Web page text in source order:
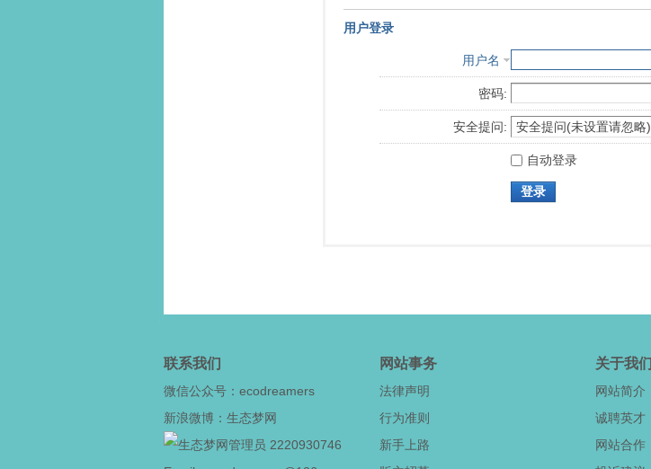
用户登录
用户名
密码:
安全提问:
自动登录
登录
联系我们
微信公众号：ecodreamers
新浪微博：生态梦网
2220930746
网站事务
法律声明
行为准则
新手上路
关于我们
网站简介
诚聘英才
网站合作